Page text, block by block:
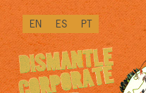
PRÓXIMAMENTE
DISPONIBLE
IN
[LINK]VERSIÓN
PREMIUM[/LINK]:
EN ES PT